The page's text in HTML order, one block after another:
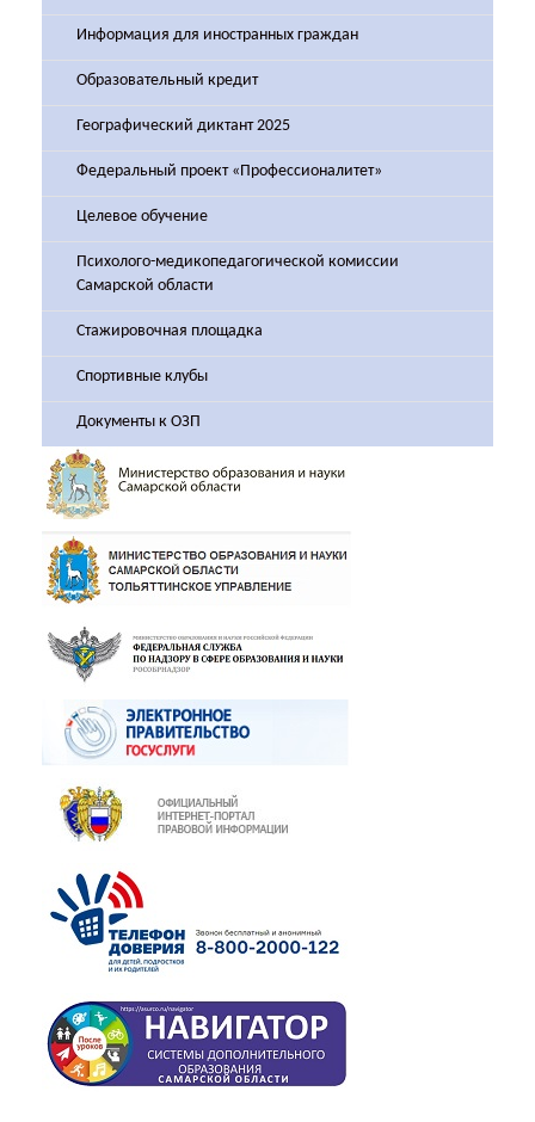
Информация для иностранных граждан
Образовательный кредит
Географический диктант 2025
Федеральный проект «Профессионалитет»
Целевое обучение
Психолого-медикопедагогической комиссии
Самарской области
Стажировочная площадка
Спортивные клубы
Документы к ОЗП